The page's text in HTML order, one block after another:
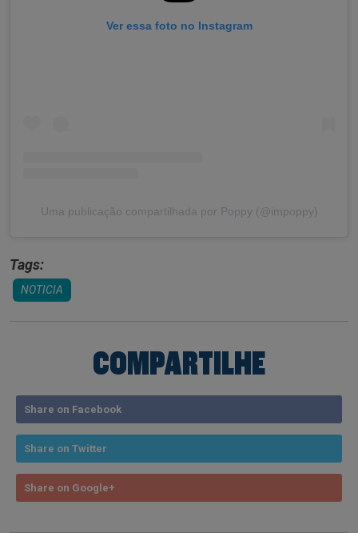
Ver essa foto no Instagram
Uma publicação compartilhada por Poppy (@impoppy)
Tags:
NOTICIA
COMPARTILHE
Share on Facebook
Share on Twitter
Share on Google+